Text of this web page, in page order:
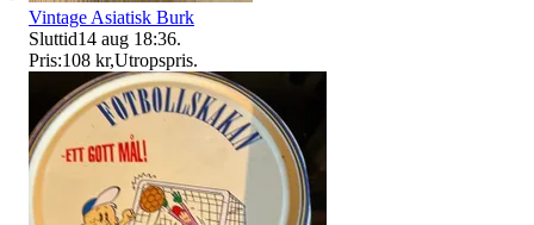
Vintage Asiatisk Burk
Sluttid14 aug 18:36.
Pris:108 kr,Utropspris.